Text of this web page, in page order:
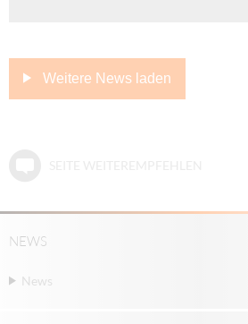
Weitere News laden
NEWS
News